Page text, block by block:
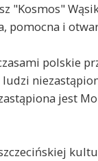
"Kosmos"
pomocna i
polskie
jest